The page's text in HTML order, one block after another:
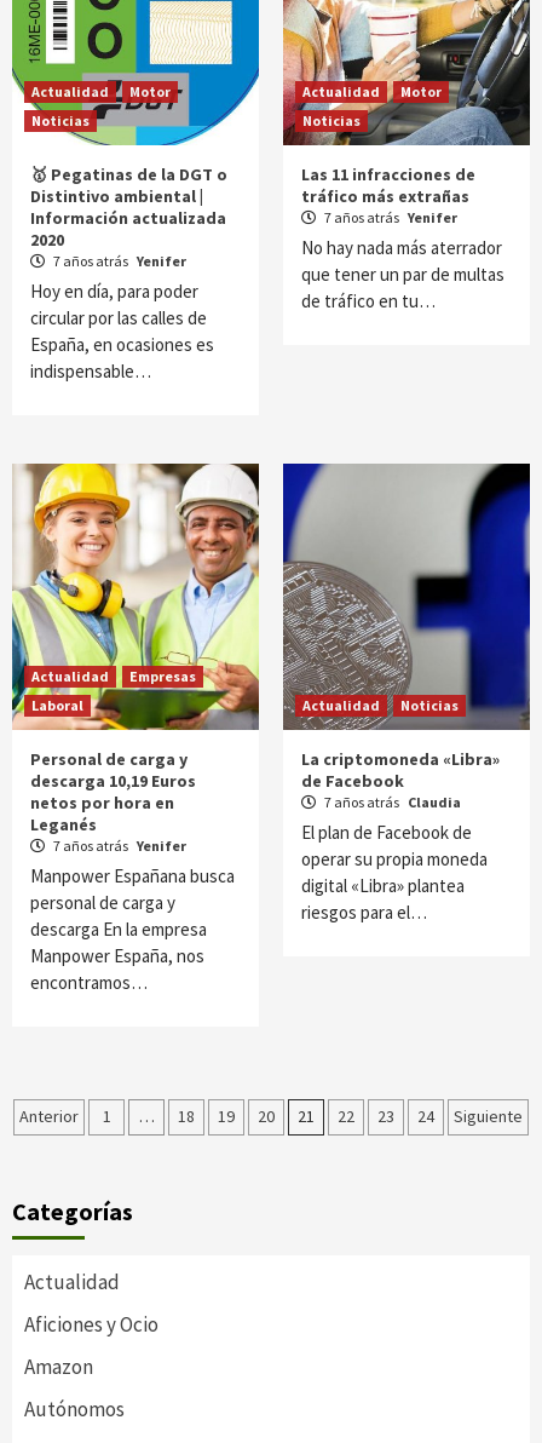
Actualidad
Motor
Noticias
🥇 Pegatinas de la DGT o
Distintivo ambiental |
Información actualizada
2020
7 años atrás Yenifer
Hoy en día, para poder
circular por las calles de
España, en ocasiones es
indispensable…
Actualidad
Motor
Noticias
Las 11 infracciones de
tráfico más extrañas
7 años atrás Yenifer
No hay nada más aterrador
que tener un par de multas
de tráfico en tu…
Actualidad
Empresas
Laboral
Personal de carga y
descarga 10,19 Euros
netos por hora en
Leganés
7 años atrás Yenifer
Manpower Españana busca
personal de carga y
descarga En la empresa
Manpower España, nos
encontramos…
Actualidad Noticias
La criptomoneda «Libra»
de Facebook
7 años atrás Claudia
El plan de Facebook de
operar su propia moneda
digital «Libra» plantea
riesgos para el…
Paginación
entradas
Anterior 1 … 18 19 20 21 22 23 24 Siguiente
Categorías
Actualidad
Aficiones y Ocio
Amazon
Autónomos